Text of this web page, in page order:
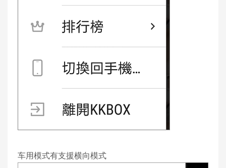
车用模式有支援横向模式